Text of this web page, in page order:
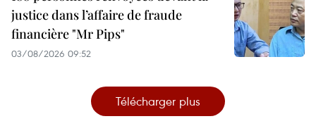
justice dans l’affaire de fraude
financière "Mr Pips"
03/08/2026 09:52
Télécharger plus